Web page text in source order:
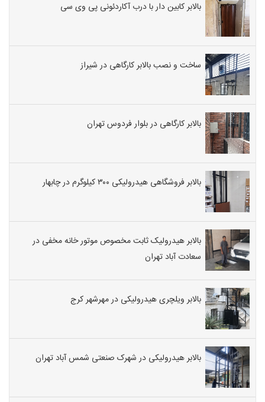
بالابر کابین دار با درب آکاردئونی پی وی سی
ساخت و نصب بالابر کارگاهی در شیراز
بالابر کارگاهی در بلوار فردوس تهران
بالابر فروشگاهی هیدرولیکی ۳۰۰ کیلوگرم در چابهار
بالابر هیدرولیک ثابت مخصوص موتور خانه مخفی در
سعادت آباد تهران
بالابر ویلچری هیدرولیکی در مهرشهر کرج
بالابر هیدرولیکی در شهرک صنعتی شمس آباد تهران